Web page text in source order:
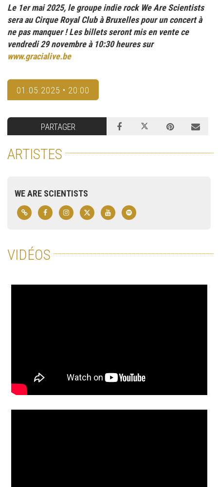
Le 1er mai 2025, le groupe indie rock We Are Scientists
sera au Cirque Royal Club à Bruxelles pour un concert à
ne pas manquer ! Les billets seront mis en vente ce
vendredi 29 novembre à 10:30 heures sur
www.gracialive.be
01.05.2025 • 20:00
PARTAGER
ARTISTES
WE ARE SCIENTISTS
VIDÉOS